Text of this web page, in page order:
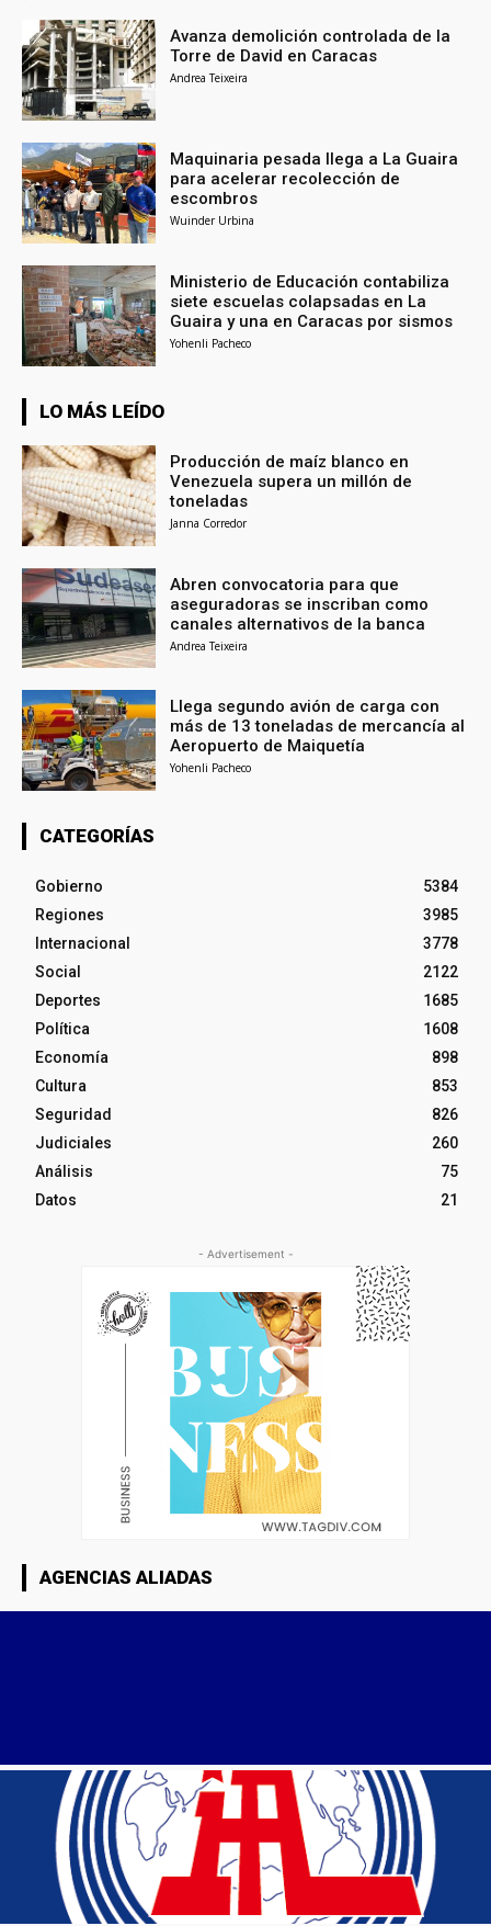
Avanza demolición controlada de la
Torre de David en Caracas
Andrea Teixeira
Maquinaria pesada llega a La Guaira
para acelerar recolección de
escombros
Wuinder Urbina
Ministerio de Educación contabiliza
siete escuelas colapsadas en La
Guaira y una en Caracas por sismos
Yohenli Pacheco
LO MÁS LEÍDO
Producción de maíz blanco en
Venezuela supera un millón de
toneladas
Janna Corredor
Abren convocatoria para que
aseguradoras se inscriban como
canales alternativos de la banca
Andrea Teixeira
Llega segundo avión de carga con
más de 13 toneladas de mercancía al
Aeropuerto de Maiquetía
Yohenli Pacheco
CATEGORÍAS
Gobierno
5384
Regiones
3985
Internacional
3778
Social
2122
Deportes
1685
Política
1608
Economía
898
Cultura
853
Seguridad
826
Judiciales
260
Análisis
75
Datos
21
- Advertisement -
AGENCIAS ALIADAS